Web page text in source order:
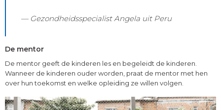
Gezondheidsspecialist Angela uit Peru
De mentor
De mentor geeft de kinderen les en begeleidt de kinderen.
Wanneer de kinderen ouder worden, praat de mentor met hen
over hun toekomst en welke opleiding ze willen volgen.